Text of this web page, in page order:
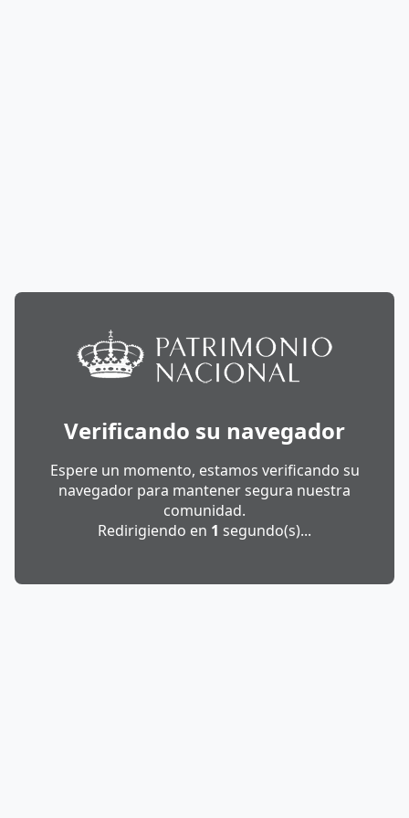
Verificando su navegador
Espere un momento, estamos verificando su
navegador para mantener segura nuestra
comunidad.
Redirigiendo en 1 segundo(s)...